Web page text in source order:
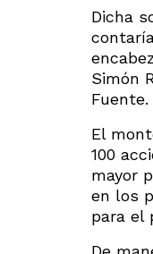
Dicha
Simón
Fuente.
El
100
mayor
en los
para el